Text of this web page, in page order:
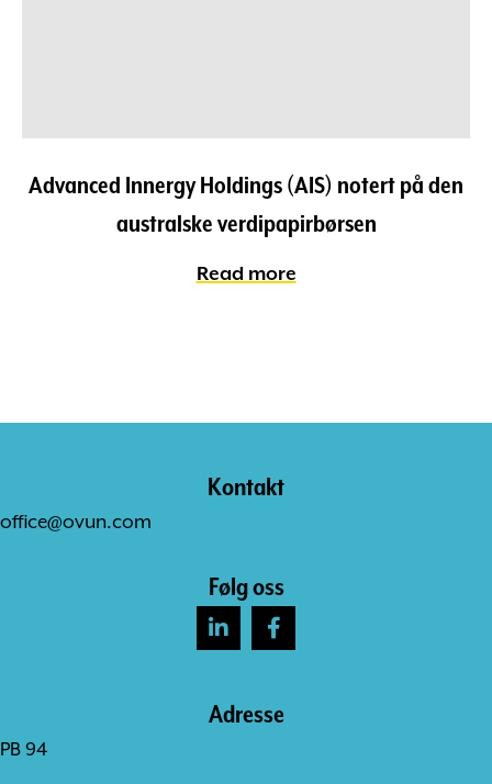
Advanced Innergy Holdings (AIS) notert på den
australske verdipapirbørsen
Read more
Kontakt
office@ovun.com
Følg oss
Adresse
PB 94